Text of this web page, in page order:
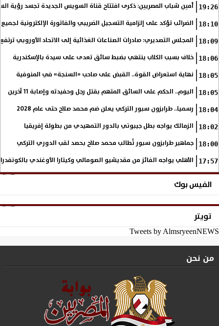
19:26 أمين شباب المصريين: ذكرى افتتاح قناة السويس الجديدة تجسد رؤية
18:10 الضرائب تؤكد على إلزامية التسجيل الضريبي والفاتورة الإلكترونية
18:09 المجلس التصديري: صادرات الصناعات الغذائية إلى الاتحاد الأوروبي ترتفع 15.4% خلال النصف الأول من
18:06 خلاف بسبب الكلاب ينتهي بضبط سائق تعدى على سيدة بالإسكندرية
18:05 نهاية استعراض القوة.. القبض على صاحب «السنجة» في المنوفية
18:05 اليوم.. الحكم على السائق المتهم بقتل رجل وحفيدته وإصابة 11 آخرين
18:04 رسميا.. طرابزون سبور التركي يعلن ضم محمد صلاح حتى عام 2028
18:02 الزمالك يواجه بطل جيبوتي بالدور التمهيدي من بطولة إفريقيا
18:00 جماهير طرابزون سبور تُطالب محمد صلاح بحصد لقب الدوري التركي
17:57 الأهلي يواجه الفائز من مقديشيو الصومالي وكيتارا الأوغندي
الفيس بوك
تويتر
Tweets by AlmsryeenNEWS
من نحن